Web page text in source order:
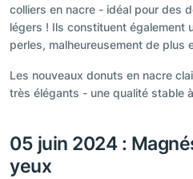
colliers en nacre - idéal pour des
légers ! Ils constituent également
perles, malheureusement de plus
Les nouveaux donuts en nacre
très élégants - une qualité stable
05 juin 2024 :
yeux